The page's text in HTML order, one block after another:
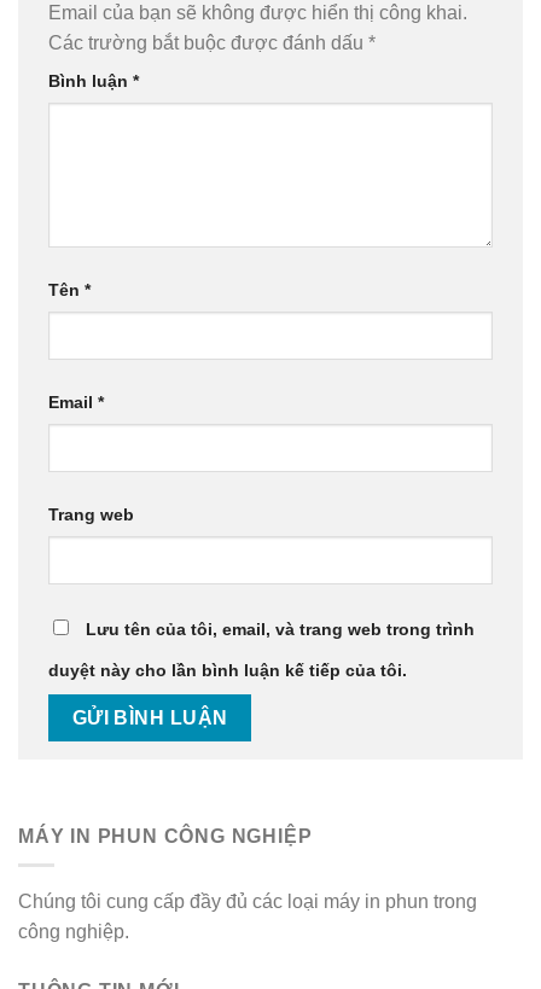
MÁY IN PHUN CÔNG NGHIỆP
Chúng tôi cung cấp đầy đủ các loại máy in phun trong
công nghiệp.
Email của bạn sẽ không được hiển thị công khai.
Các trường bắt buộc được đánh dấu *
Bình luận *
Tên *
Email *
Trang web
Lưu tên của tôi, email, và trang web trong trình
duyệt này cho lần bình luận kế tiếp của tôi.